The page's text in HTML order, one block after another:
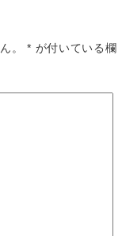
。 * が付いている欄